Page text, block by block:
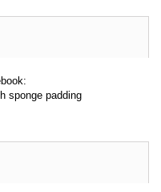
sponge padding